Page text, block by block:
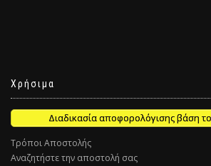
Χρήσιμα
Διαδικασία αποφορολόγισης βάση
Τρόποι Αποστολής
Αναζητήστε την αποστολή σας